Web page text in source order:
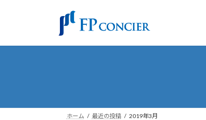
プ
動
ホーム 最近の投稿 2019年3月